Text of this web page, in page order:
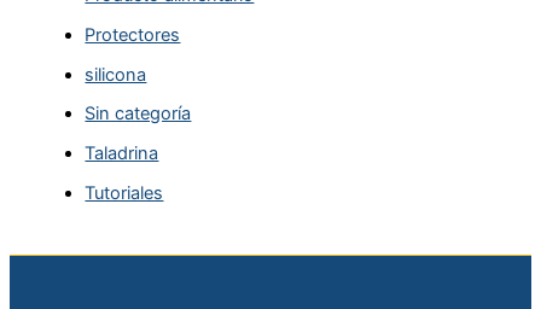
Protectores
silicona
Sin categoría
Taladrina
Tutoriales